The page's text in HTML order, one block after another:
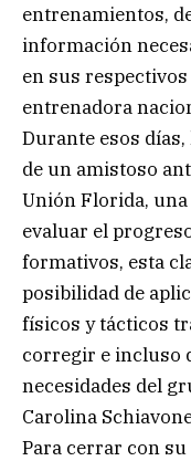
entrenamientos,
información
en sus
entrenadora
Durante esos
de un amistoso
Unión Florida,
evaluar el
formativos, esta
posibilidad de
físicos y tácticos
corregir e incluso
necesidades del
Carolina
Para cerrar con